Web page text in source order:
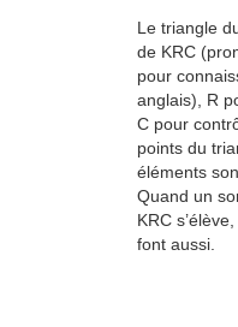
Le triangle
de KRC
pour
anglais), R
C pour
points du
éléments
Quand un
KRC
font aussi.